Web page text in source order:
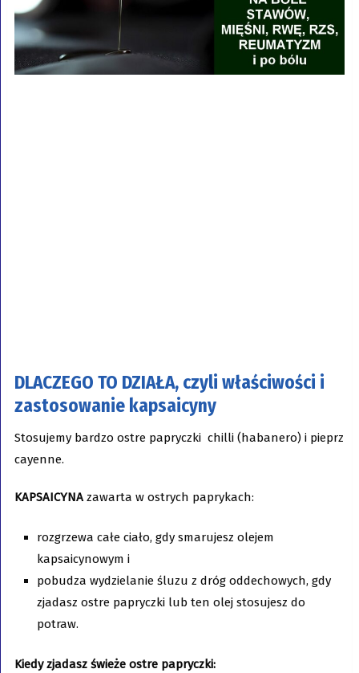
DLACZEGO TO DZIAŁA, czyli właściwości i
zastosowanie kapsaicyny
Stosujemy bardzo ostre papryczki chilli (habanero) i pieprz
cayenne.
KAPSAICYNAzawarta w ostrych paprykach:
rozgrzewa całe ciało, gdy smarujesz olejem
kapsaicynowym i
pobudza wydzielanie śluzu z dróg oddechowych, gdy
zjadasz ostre papryczki lub ten olej stosujesz do
potraw.
Kiedy zjadasz świeże ostre papryczki: